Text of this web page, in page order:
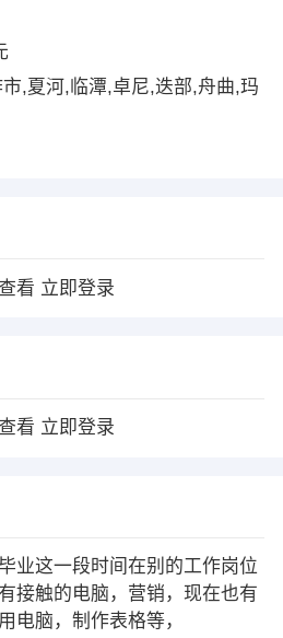
,夏河,临潭,卓尼,迭部,舟曲,玛
看 立即登录
看 立即登录
业这一段时间在别的工作岗位
接触的电脑，营销，现在也有
电脑，制作表格等，